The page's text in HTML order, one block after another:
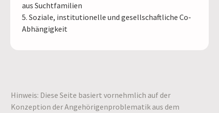
aus Suchtfamilien
5. Soziale, institutionelle und gesellschaftliche Co-
Abhängigkeit
Hinweis: Diese Seite basiert vornehmlich auf der
Konzeption der Angehörigenproblematik aus dem